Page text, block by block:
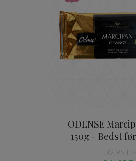
ODENSE
150g - Bedst før
32,95